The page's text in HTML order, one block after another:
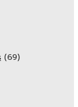
(69)